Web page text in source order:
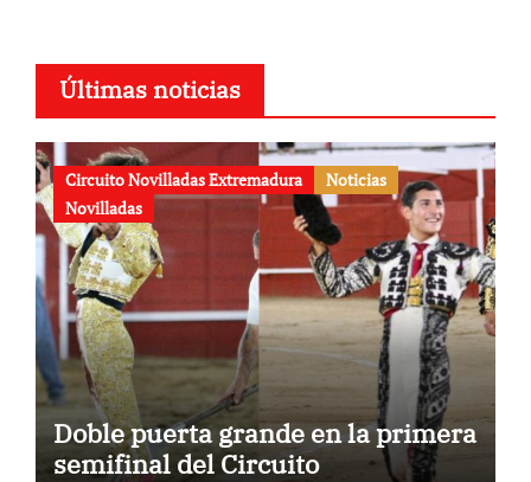
Últimas noticias
Circuito Novilladas Extremadura
Noticias
Novilladas
Doble puerta grande en la primera
semifinal del Circuito